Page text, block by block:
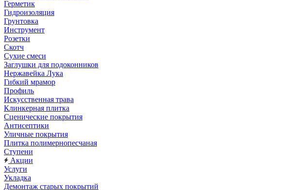
Герметик
Гидроизоляция
Грунтовка
Инструмент
Розетки
Скотч
Сухие смеси
Заглушки для подоконников
Нержавейка Лука
Гибкий мрамор
Профиль
Искусственная трава
Клинкерная плитка
Сценические покрытия
Антисептики
Уличные покрытия
Плитка полимернопесчаная
Ступени
Акции
Услуги
Укладка
Демонтаж старых покрытий